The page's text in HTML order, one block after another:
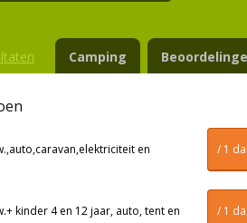
Camping
/ 1
en
/ 1
kinder 4 en 12 jaar, auto, tent en